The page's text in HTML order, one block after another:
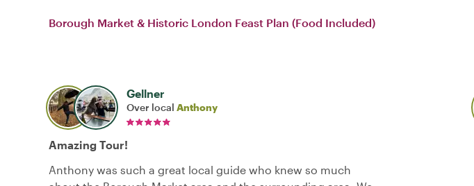
Borough Market & Historic London Feast Plan (Food Included)
Gellner
Over local Anthony
Amazing Tour!
Anthony was such a great local guide who knew so much